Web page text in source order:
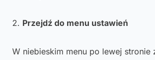
2. Przejdź do menu ustawień
W niebieskim menu po lewej stronie